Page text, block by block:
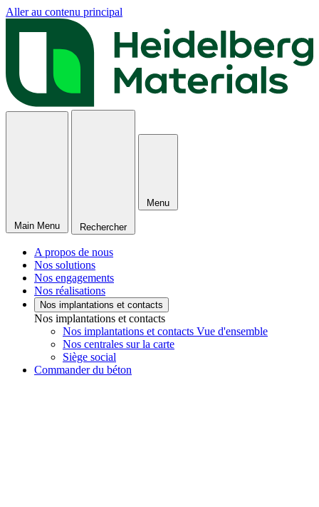
Aller au contenu principal
Main Menu Rechercher
Menu
A propos de nous
Nos solutions
Nos engagements
Nos réalisations
Nos implantations et contacts
Nos implantations et contacts
Nos implantations et contacts Vue d'ensemble
Nos centrales sur la carte
Siège social
Commander du béton